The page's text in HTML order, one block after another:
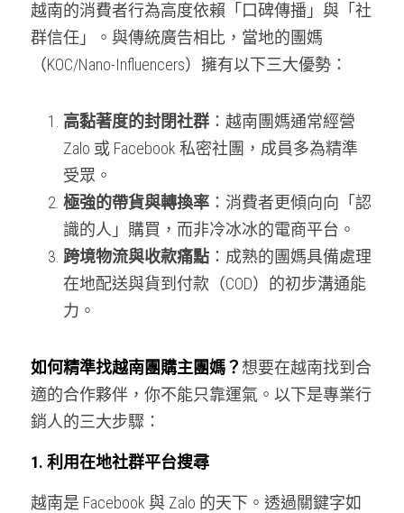
所有博客分類
團購商機問與答TM
團購商機問與答VN
電商代營運代操
電商創業知識庫
Facebook
登錄/註冊
搜索
繁體中文
繁體中文
登記團購合作
越南的消費者行為高度依賴「口碑傳播」與「社
群信任」。與傳統廣告相比，當地的團媽
（KOC/Nano-Influencers）擁有以下三大優勢：
高黏著度的封閉社群 ：越南團媽通常經營
Zalo 或 Facebook 私密社團，成員多為精準
受眾。
極強的帶貨與轉換率 ：消費者更傾向向「認
識的人」購買，而非冷冰冰的電商平台。
跨境物流與收款痛點 ：成熟的團媽具備處理
在地配送與貨到付款（COD）的初步溝通能
力。
如何精準找越南團購主團媽？想要在越南找到合
適的合作夥伴，你不能只靠運氣。以下是專業行
銷人的三大步驟：
1. 利用在地社群平台搜尋
越南是 Facebook 與 Zalo 的天下。透過關鍵字如